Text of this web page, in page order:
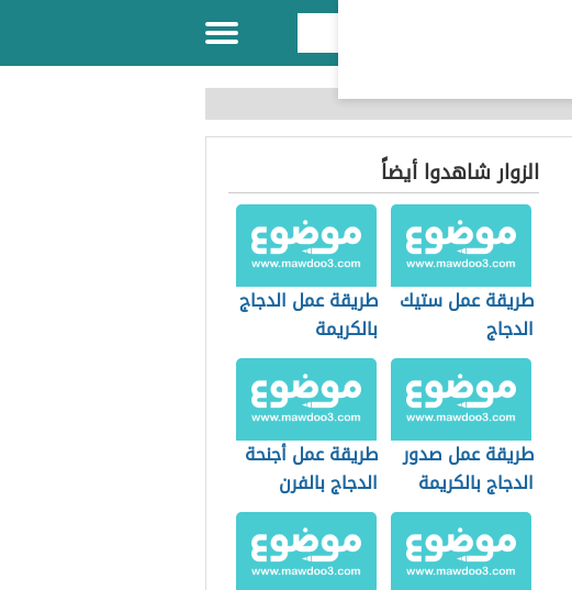
الزوار شاهدوا أيضاً
طريقة عمل ستيك
الدجاج
طريقة عمل الدجاج
بالكريمة
طريقة عمل صدور
الدجاج بالكريمة
طريقة عمل أجنحة
الدجاج بالفرن